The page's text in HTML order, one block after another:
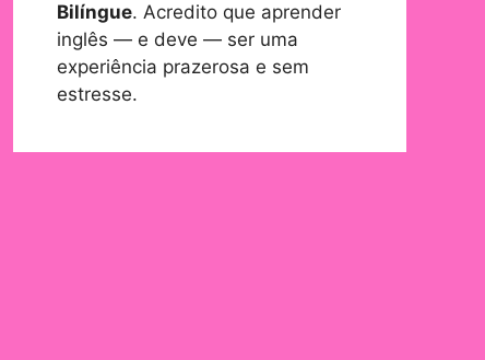
Bilíngue. Acredito que aprender
inglês — e deve — ser uma
experiência prazerosa e sem
estresse.